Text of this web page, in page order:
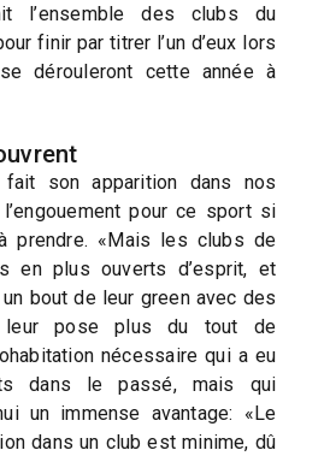
l’ensemble des clubs du
finir par titrer l’un d’eux lors
dérouleront cette année à
son apparition dans nos
pour ce sport si
prendre. «Mais les clubs de
en plus ouverts d’esprit, et
un bout de leur green avec des
leur pose plus du tout de
nécessaire qui a eu
dans le passé, mais qui
un immense avantage: «Le
dans un club est minime, dû